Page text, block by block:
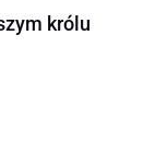
królu